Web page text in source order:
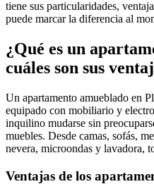
tiene sus particularidades,
puede marcar la diferencia al
¿Qué es un
cuáles son sus
Un apartamento amueblado en
equipado con mobiliario y
inquilino mudarse sin
muebles. Desde camas, sofás,
nevera, microondas y lavadora,
Ventajas de los